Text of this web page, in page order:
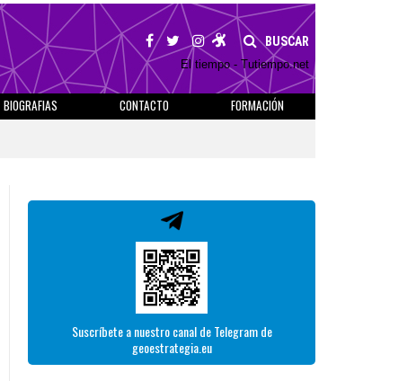
BUSCAR
El tiempo - Tutiempo.net
BIOGRAFIAS CONTACTO
FORMACIÓN
Suscríbete a nuestro canal de Telegram de
geoestrategia.eu